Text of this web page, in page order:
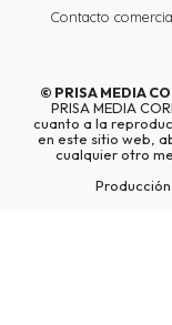
Contacto
© PRISA MEDIA
PRISA MEDIA
cuanto a la
en este sitio web,
cualquier otro
Producción